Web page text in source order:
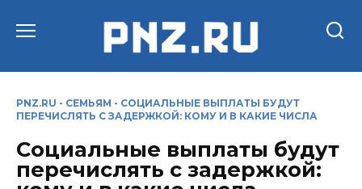
PNZ.RU - СЕМЬЯМ - СОЦИАЛЬНЫЕ ВЫПЛАТЫ БУДУТ
ПЕРЕЧИСЛЯТЬ С ЗАДЕРЖКОЙ: КОМУ И В КАКИЕ ЧИСЛА
Социальные выплаты будут
перечислять с задержкой: